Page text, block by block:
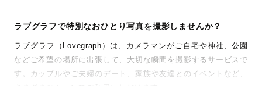
ラブグラフで特別なおひとり写真を撮影しませんか？
ラブグラフ（Lovegraph）は、カメラマンがご自宅や神社、公園
などご希望の場所に出張して、大切な瞬間を撮影するサービスで
す。カップルやご夫婦のデート、家族や友達とのイベントなど、